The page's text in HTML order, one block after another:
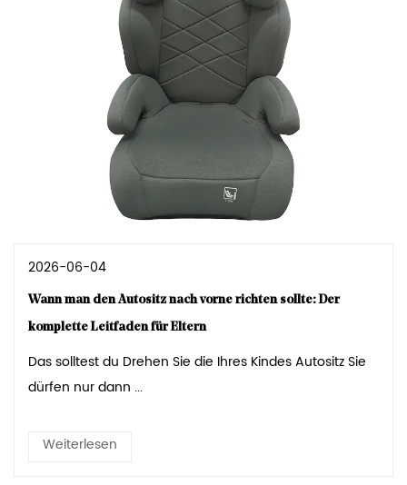
2026-06-04
Wann man den Autositz nach vorne richten sollte: Der
komplette Leitfaden für Eltern
Das solltest du Drehen Sie die Ihres Kindes Autositz Sie
dürfen nur dann ...
Weiterlesen